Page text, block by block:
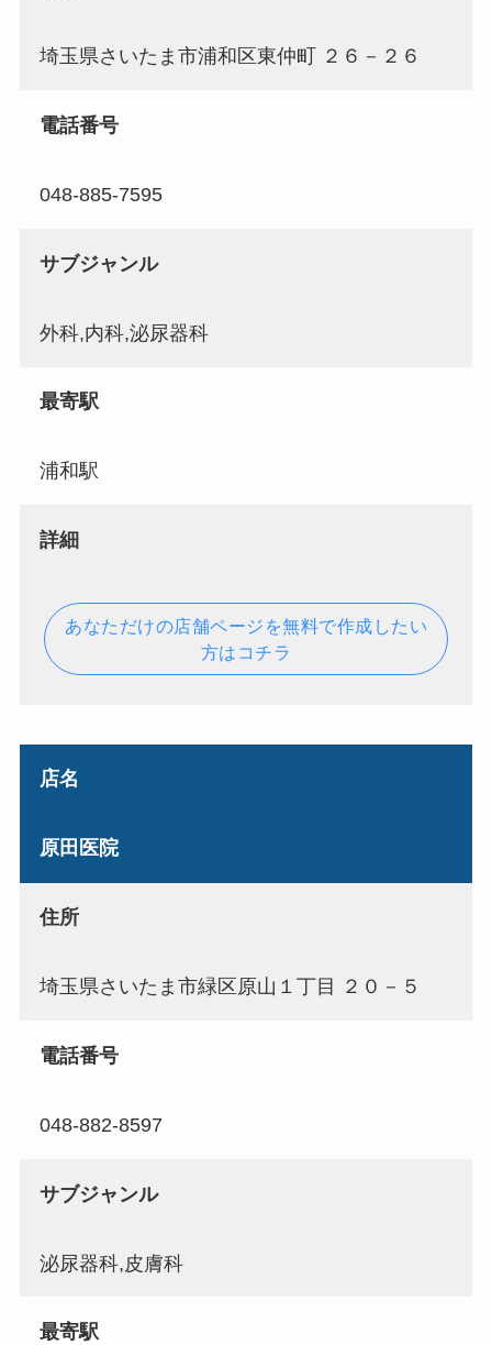
埼玉県さいたま市浦和区東仲町 ２６－２６
電話番号
048-885-7595
サブジャンル
外科,内科,泌尿器科
最寄駅
浦和駅
詳細
あなただけの店舗ページを無料で作成したい
方はコチラ
店名
原田医院
住所
埼玉県さいたま市緑区原山１丁目 ２０－５
電話番号
048-882-8597
サブジャンル
泌尿器科,皮膚科
最寄駅